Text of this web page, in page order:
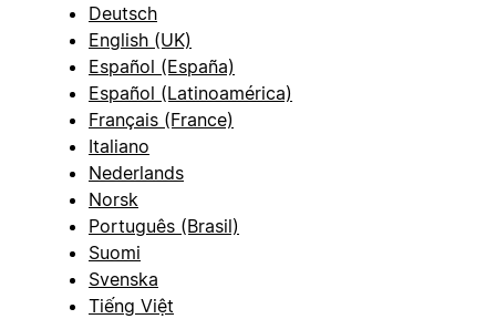
Deutsch
English (UK)
Español (España)
Español (Latinoamérica)
Français (France)
Italiano
Nederlands
Norsk
Português (Brasil)
Suomi
Svenska
Tiếng Việt